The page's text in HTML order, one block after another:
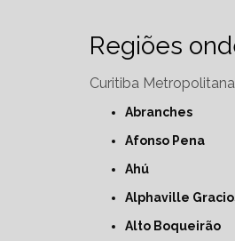
Regiões
Curitiba
Abranches
Afonso Pena
Ahú
Alphaville
Alto Boqueirão